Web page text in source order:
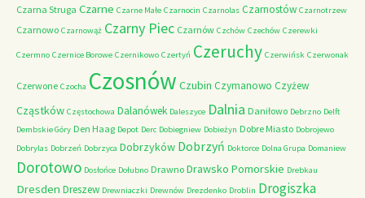
Czarna Struga Czarne Czarne Małe Czarnocin Czarnolas Czarnostów Czarnotrzew
Czarnowo Czarnowąż Czarny Piec Czarnów Czchów Czechów Czerewki
Czermno Czernice Borowe Czernikowo Czertyń Czeruchy Czerwińsk Czerwonak
Czerwone Czocha Czosnów Czubin Czymanowo Czyżew
Cząstków Częstochowa Dalanówek Daleszyce Dalnia Daniłowo Debrzno Delft
Dembskie Góry Den Haag Depot Derc Dobiegniew Dobieżyn Dobre Miasto Dobrojewo
Dobrylas Dobrzeń Dobrzyca Dobrzyków Dobrzyń Doktorce Dolna Grupa Domaniew
Dorotowo Dosłońce Dołubno Drawno Drawsko Pomorskie Drebkau
Dresden Dreszew Drewniaczki Drewnów Drezdenko Droblin Drogiszka